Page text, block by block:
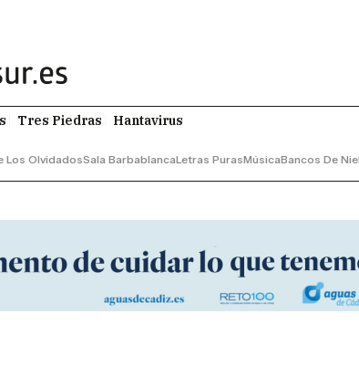
Tres Piedras Hantavirus
Los OlvidadosSala BarbablancaLetras PurasMúsicaBancos De